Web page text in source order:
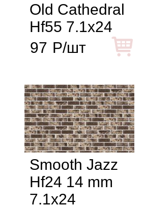
Old Cathedral
Hf55 7.1x24
97 Р/шт
Smooth Jazz
Hf24 14 mm
7.1x24